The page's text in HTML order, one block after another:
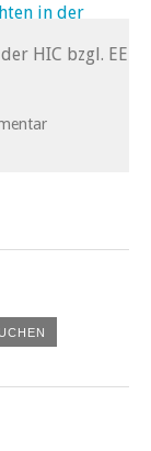
in der
HIC bzgl. EE